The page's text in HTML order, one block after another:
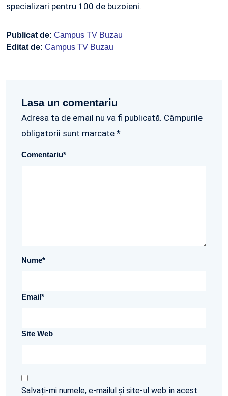
specializari pentru 100 de buzoieni.
Publicat de: Campus TV Buzau
Editat de: Campus TV Buzau
Lasa un comentariu
Adresa ta de email nu va fi publicată. Câmpurile
obligatorii sunt marcate *
Comentariu*
Nume*
Email*
Site Web
Salvați-mi numele, e-mailul și site-ul web în acest